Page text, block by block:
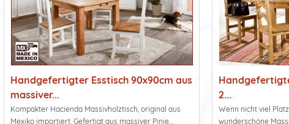
Handgefertigter Esstisch 90x90cm aus
massiver...
Kompakter Hacienda Massivholztisch, original aus
Mexiko importiert. Gefertigt aus massiver Pinie,...
2...
Wenn nicht viel
wunderschöne